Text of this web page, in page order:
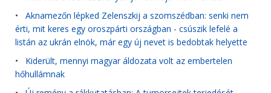
• Aknamezőn lépked Zelenszkij a szomszédban: senki nem
érti, mit keres egy oroszpárti országban - csúszik lefelé a
listán az ukrán elnök, már egy új nevet is bedobtak helyette
• Kiderült, mennyi magyar áldozata volt az embertelen
hőhullámnak